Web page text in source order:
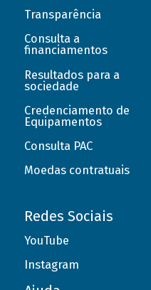
Transparência
Consulta a
financiamentos
Resultados para a
sociedade
Credenciamento de
Equipamentos
Consulta PAC
Moedas contratuais
Redes Sociais
YouTube
Instagram